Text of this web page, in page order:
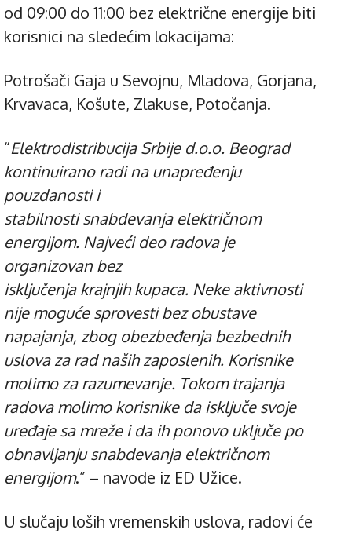
od 09:00 do 11:00 bez električne energije biti
korisnici na sledećim lokacijama:
Potrošači Gaja u Sevojnu, Mladova, Gorjana,
Krvavaca, Košute, Zlakuse, Potočanja.
“Elektrodistribucija Srbije d.o.o. Beograd
kontinuirano radi na unapređenju
pouzdanosti i
stabilnosti snabdevanja električnom
energijom. Najveći deo radova je
organizovan bez
isključenja krajnjih kupaca. Neke aktivnosti
nije moguće sprovesti bez obustave
napajanja, zbog obezbeđenja bezbednih
uslova za rad naših zaposlenih. Korisnike
molimo za razumevanje. Tokom trajanja
radova molimo korisnike da isključe svoje
uređaje sa mreže i da ih ponovo uključe po
obnavljanju snabdevanja električnom
energijom.” – navode iz ED Užice.
U slučaju loših vremenskih uslova, radovi će